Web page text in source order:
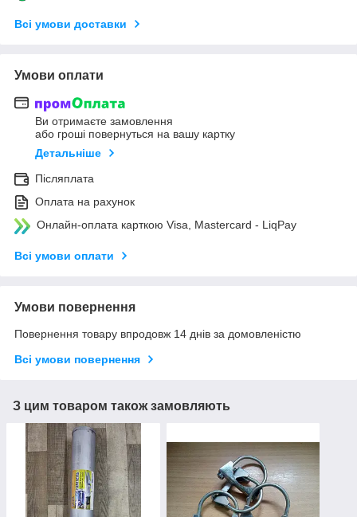
Всі умови доставки
Умови оплати
Ви отримаєте замовлення
або гроші повернуться на вашу картку
Детальніше
Післяплата
Оплата на рахунок
Онлайн-оплата карткою Visa, Mastercard - LiqPay
Всі умови оплати
Умови повернення
Повернення товару впродовж 14 днів за домовленістю
Всі умови повернення
З цим товаром також замовляють